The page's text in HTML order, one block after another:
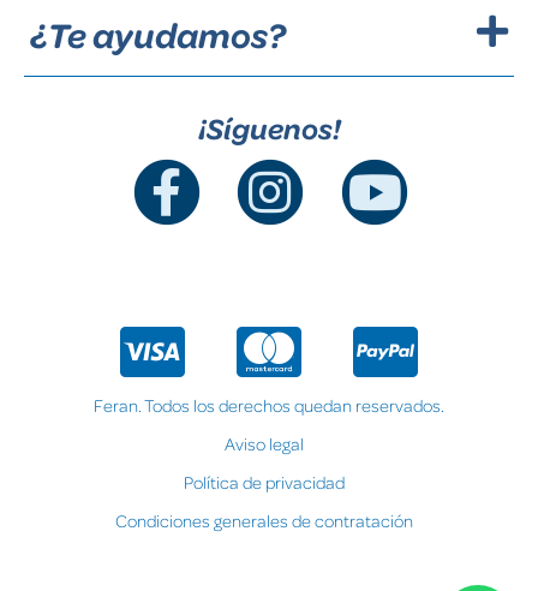
¿Te ayudamos?
¡Síguenos!
Feran. Todos los derechos quedan reservados.
Aviso legal
Política de privacidad
Condiciones generales de contratación